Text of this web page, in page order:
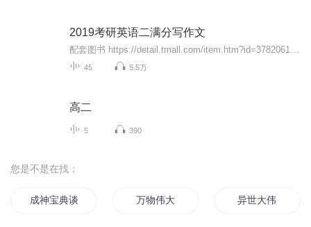
2019考研英语二满分写作文
45 5.5万
高二
5 390
您是不是在找：
成神宝典谈写作 万物伟大 异世大伟